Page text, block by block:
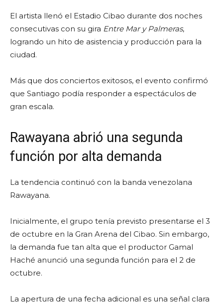
El artista llenó el Estadio Cibao durante dos noches
consecutivas con su gira Entre Mar y Palmeras,
logrando un hito de asistencia y producción para la
ciudad.
Más que dos conciertos exitosos, el evento confirmó
que Santiago podía responder a espectáculos de
gran escala.
Rawayana abrió una segunda
función por alta demanda
La tendencia continuó con la banda venezolana
Rawayana.
Inicialmente, el grupo tenía previsto presentarse el 3
de octubre en la Gran Arena del Cibao. Sin embargo,
la demanda fue tan alta que el productor Gamal
Haché anunció una segunda función para el 2 de
octubre.
La apertura de una fecha adicional es una señal clara